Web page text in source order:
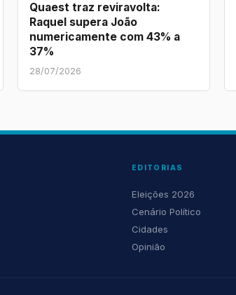
Quaest traz reviravolta:
Raquel supera João
numericamente com 43% a
37%
28/07/2026
EDITORIAS
Eleições 2026
Cenário Político
Cidades
Opinião